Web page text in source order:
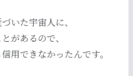
いた宇宙人に、
があるので、
用できなかったんです。